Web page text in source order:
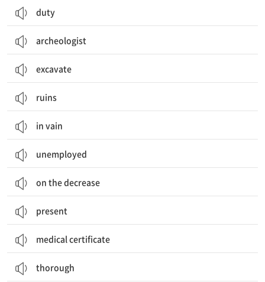
duty
archeologist
excavate
ruins
in vain
unemployed
on the decrease
present
medical certificate
thorough